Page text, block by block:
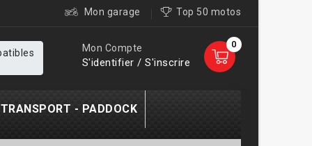
Mon garage Top 50 motos
0
Mon Compte
S'identifier / S'inscrire
TRANSPORT - PADDOCK